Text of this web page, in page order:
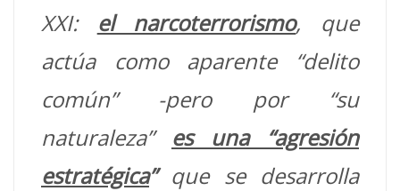
XXI: el narcoterrorismo, que
actúa como aparente “delito
común” -pero por “su
naturaleza” es una “agresión
estratégica”que se desarrolla